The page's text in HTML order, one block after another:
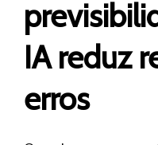
IA reduz
erros